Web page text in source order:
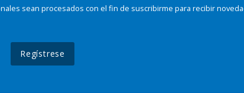
sean procesados con el fin de suscribirme para recibir
Regístrese